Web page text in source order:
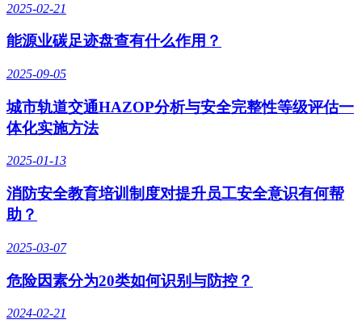
2025-02-21
能源业碳足迹盘查有什么作用？
2025-09-05
城市轨道交通HAZOP分析与安全完整性等级评估一
体化实施方法
2025-01-13
消防安全教育培训制度对提升员工安全意识有何帮
助？
2025-03-07
危险因素分为20类如何识别与防控？
2024-02-21